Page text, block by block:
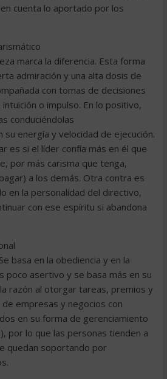
cuenta lo aportado por los
marca la diferencia. Esta forma
admiración y una alta dosis de
con tomas de decisiones
o impulso. En lo positivo,
conduciéndolas
energía y velocidad de ejecución.
es si el líder confía más en él que
por más carisma que tenga,
a los demás. Otra contra es
en la personalidad del directivo,
con ese espíritu si abandona
basa en la obediencia y en la
poco asertivo y se basa más en su
razón al otorgar tareas, premios y
empresas y negocios con
en su forma de gerenciamiento
por lo que las personas tienden a
quedan soportando por